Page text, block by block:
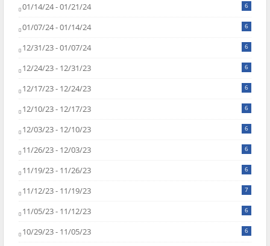
01/14/24 - 01/21/24 6
01/07/24 - 01/14/24 6
12/31/23 - 01/07/24 6
12/24/23 - 12/31/23 6
12/17/23 - 12/24/23 6
12/10/23 - 12/17/23 6
12/03/23 - 12/10/23 6
11/26/23 - 12/03/23 6
11/19/23 - 11/26/23 6
11/12/23 - 11/19/23 7
11/05/23 - 11/12/23 6
10/29/23 - 11/05/23 6